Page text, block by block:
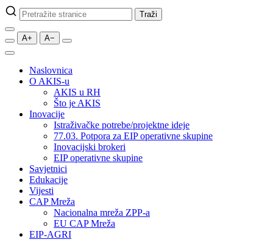
Pretraži
stranice
Traži
A+ A−
Naslovnica
O AKIS-u
AKIS u RH
Što je AKIS
Inovacije
Istraživačke potrebe/projektne ideje
77.03. Potpora za EIP operativne skupine
Inovacijski brokeri
EIP operativne skupine
Savjetnici
Edukacije
Vijesti
CAP Mreža
Nacionalna mreža ZPP-a
EU CAP Mreža
EIP-AGRI